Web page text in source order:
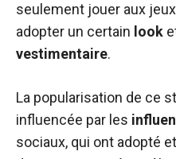
seulement jouer aux
adopter un certain look
vestimentaire.
La popularisation de ce
influencée par les
sociaux, qui ont adopté